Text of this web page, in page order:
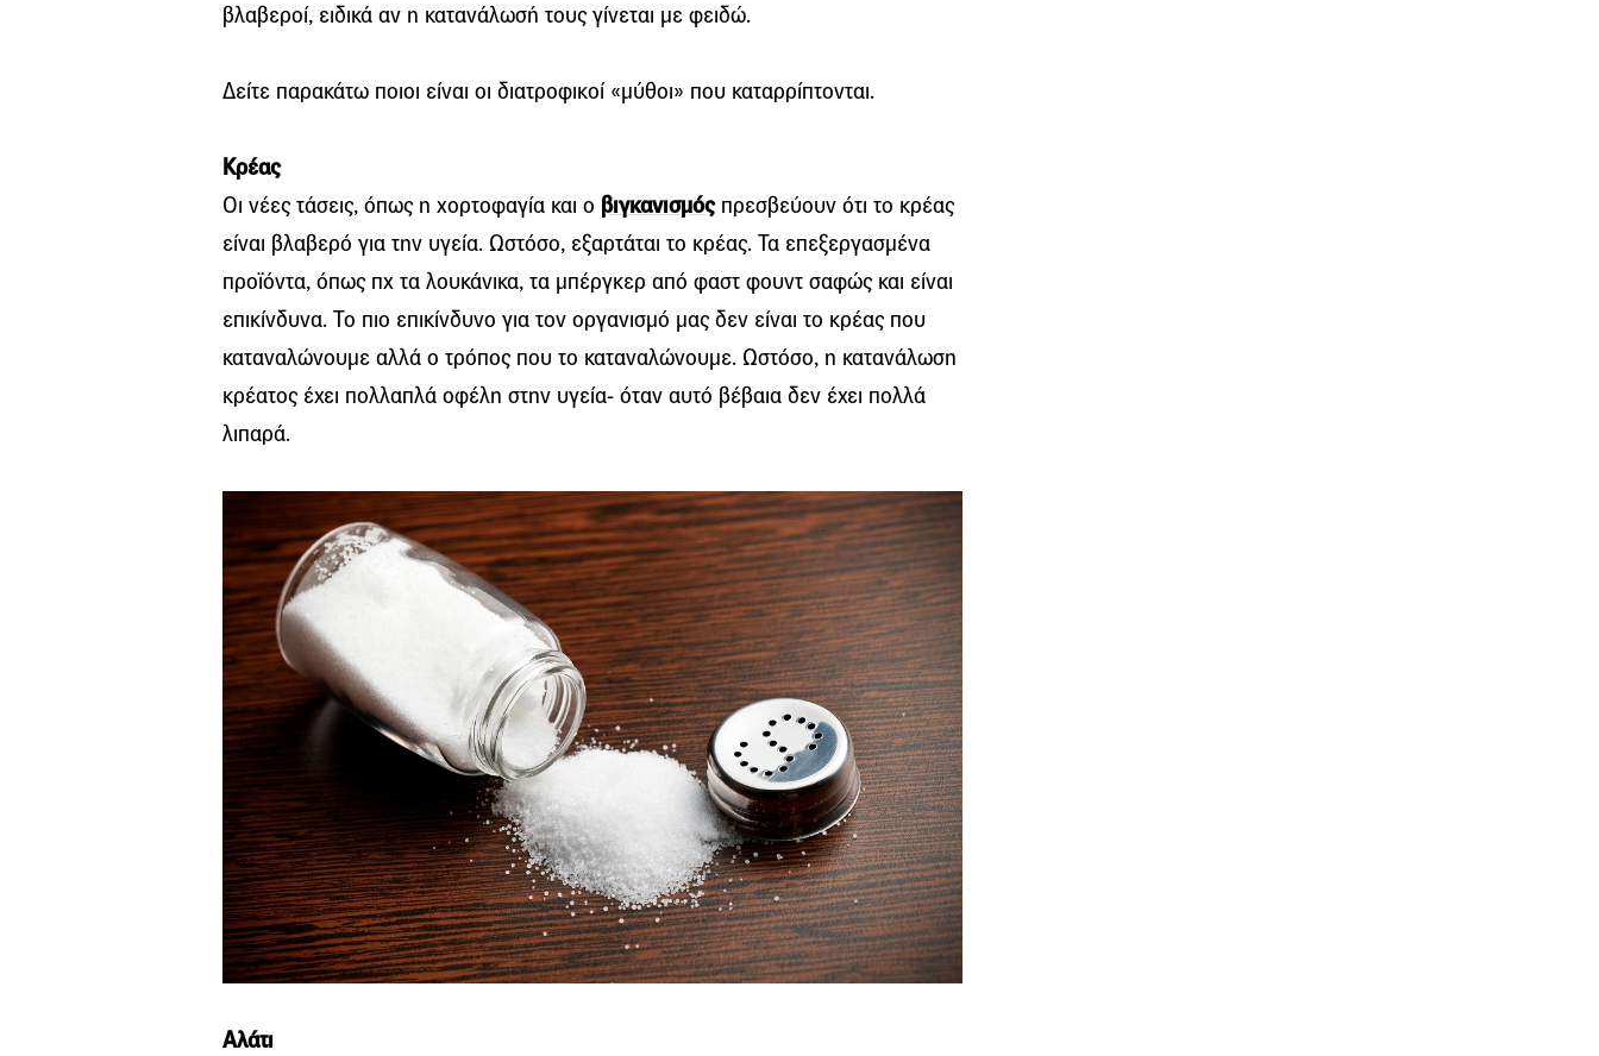
βλαβεροί, ειδικά αν η κατανάλωσή τους γίνεται με φειδώ.
Δείτε παρακάτω ποιοι είναι οι διατροφικοί «μύθοι» που καταρρίπτονται.
Κρέας
Οι νέες τάσεις, όπως η χορτοφαγία και ο βιγκανισμόςπρεσβεύουν ότι το κρέας
είναι βλαβερό για την υγεία. Ωστόσο, εξαρτάται το κρέας. Τα επεξεργασμένα
προϊόντα, όπως πχ τα λουκάνικα, τα μπέργκερ από φαστ φουντ σαφώς και είναι
επικίνδυνα. Το πιο επικίνδυνο για τον οργανισμό μας δεν είναι το κρέας που
καταναλώνουμε αλλά ο τρόπος που το καταναλώνουμε. Ωστόσο, η κατανάλωση
κρέατος έχει πολλαπλά οφέλη στην υγεία- όταν αυτό βέβαια δεν έχει πολλά
λιπαρά.
Αλάτι